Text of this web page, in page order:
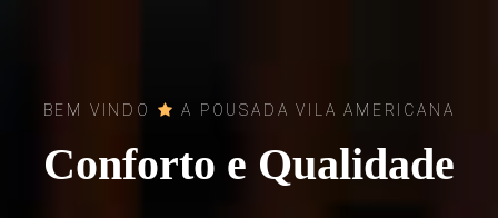
BEM VINDO A POUSADA VILA AMERICANA
Conforto e Qualidade